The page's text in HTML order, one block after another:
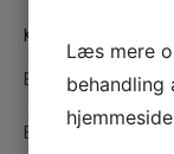
KATEGORIER
Bolig
Børn og unge
Læs mere
behandling